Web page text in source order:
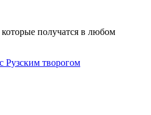
получатся в любом
Рузским творогом